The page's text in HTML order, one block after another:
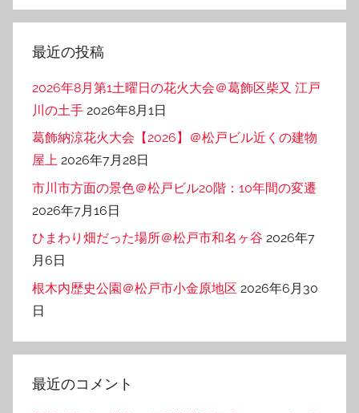
ゴ
リ
最近の投稿
2026年8月第1土曜日の花火大会＠葛飾区柴又 江戸
川の土手 2026年8月1日
葛飾納涼花火大会【2026】＠松戸ビル近くの建物
屋上 2026年7月28日
市川市方面の景色＠松戸ビル20階：10年間の変遷
2026年7月16日
ひまわり畑だった場所＠松戸市和名ヶ谷 2026年7
月6日
根木内歴史公園＠松戸市小金原地区 2026年6月30
日
最近のコメント